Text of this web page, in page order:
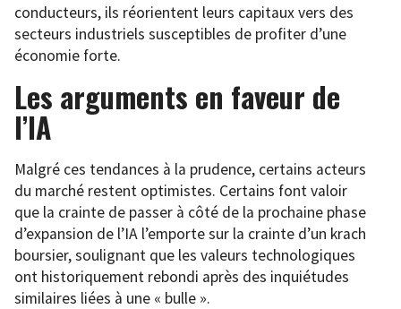
conducteurs, ils réorientent leurs capitaux vers des
secteurs industriels susceptibles de profiter d’une
économie forte.
Les arguments en faveur de
l’IA
Malgré ces tendances à la prudence, certains acteurs
du marché restent optimistes. Certains font valoir
que la crainte de passer à côté de la prochaine phase
d’expansion de l’IA l’emporte sur la crainte d’un krach
boursier, soulignant que les valeurs technologiques
ont historiquement rebondi après des inquiétudes
similaires liées à une « bulle ».